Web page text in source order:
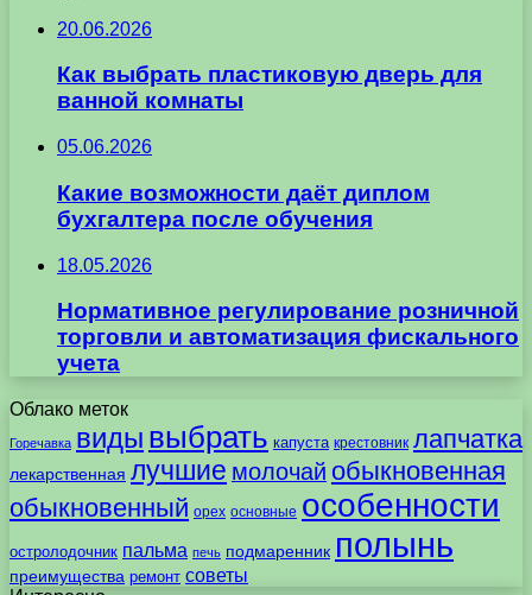
20.06.2026
Как выбрать пластиковую дверь для
ванной комнаты
05.06.2026
Какие возможности даёт диплом
бухгалтера после обучения
18.05.2026
Нормативное регулирование розничной
торговли и автоматизация фискального
учета
Облако меток
Горечавка виды выбрать капуста крестовник лапчатка
лекарственная лучшие молочай обыкновенная
обыкновенный орех основные особенности
остролодочник пальма печь подмаренник полынь
преимущества ремонт советы